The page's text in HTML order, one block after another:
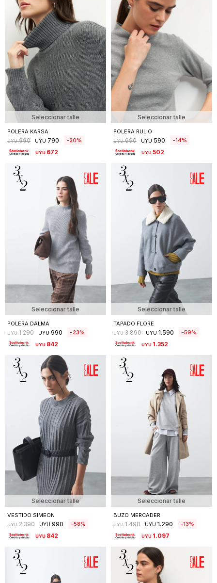
Seleccionar talle
POLERA KARSA
UYU 990 UYU 790 20
UYU 672
Seleccionar talle
POLERA RULIO
UYU 690 UYU 590 14
UYU502
Seleccionar talle
POLERA DALMA
UYU 1.290 UYU 990 23
UYU 842
Seleccionar talle
TAPADO FLORE
UYU 3.890 UYU 1.590 59
UYU 1.352
Seleccionar talle
VESTIDO SIMEON
UYU 2.390 UYU 990 58
UYU 842
Seleccionar talle
BUZO MERCADER
UYU 1.490 UYU 1.290 13
UYU 1.097